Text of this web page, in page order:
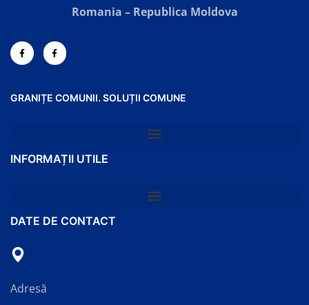
Romania – Republica Moldova
GRANIȚE COMUNII. SOLUȚII COMUNE
INFORMAȚII UTILE
DATE DE CONTACT
Adresă